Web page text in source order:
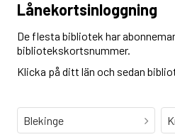
Lånekortsinloggning
De flesta bibliotek har
bibliotekskortsnummer.
Klicka på ditt län och sedan
Blekinge